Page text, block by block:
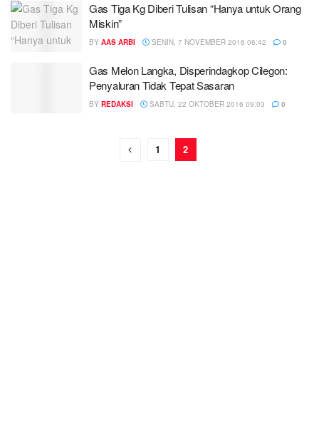
Gas Tiga Kg Diberi Tulisan “Hanya untuk Orang
Miskin”
BY AAS ARBI SENIN, 7 NOVEMBER 2016 06:42 0
Gas Melon Langka, Disperindagkop Cilegon:
Penyaluran Tidak Tepat Sasaran
BY REDAKSI SABTU, 22 OKTOBER 2016 09:03 0
1 2